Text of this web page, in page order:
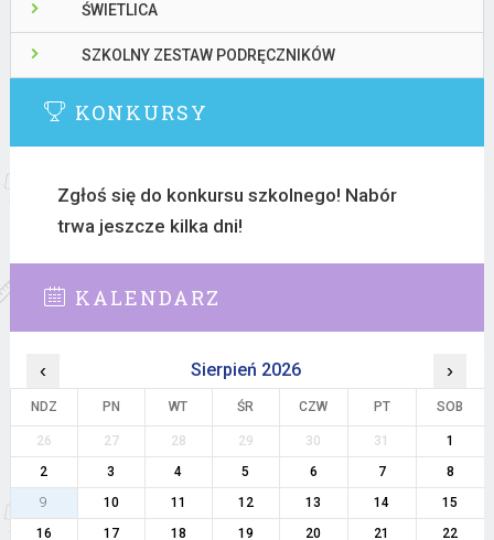
ŚWIETLICA
SZKOLNY ZESTAW PODRĘCZNIKÓW
KONKURSY
Zgłoś się do konkursu szkolnego! Nabór
trwa jeszcze kilka dni!
KALENDARZ
‹ Sierpień 2026 ›
NDZ PN WT ŚR CZW PT SOB
26 27 28 29 30 31
1
2
3 4 5 6 7
8
9
10 11 12 13 14
15
16
17 18 19 20 21
22